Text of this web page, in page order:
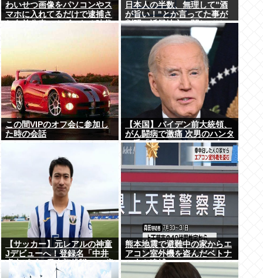
わいせつ画像をパソコンやス
マホに入れてるだけで逮捕さ
れ名前公表、クビになる時代
日本人の半数、無理して"酒
が旨い！"とか言ってた事が
判明。近畿地方に関しては6
割が下戸
この間VIPのオフ会に参加し
た時の会話
【米国】バイデン前大統領、
がん闘病で激痛 次男のハンタ
ー氏「見ていてとてもつら
い」
【サッカー】元レアルの神童
Jデビューへ！登録名「中井
卓大ピピ」日本初挑戦の22歳
今治MFが開幕戦に先発
熊本地震で避難中の家からエ
アコン室外機を盗んだベトナ
ム人を逮捕